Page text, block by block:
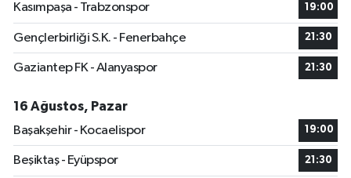
Kasımpaşa - Trabzonspor 19:00
Gençlerbirliği S.K. - Fenerbahçe 21:30
Gaziantep FK - Alanyaspor 21:30
16 Ağustos, Pazar
Başakşehir - Kocaelispor
19:00
Beşiktaş - Eyüpspor 21:30